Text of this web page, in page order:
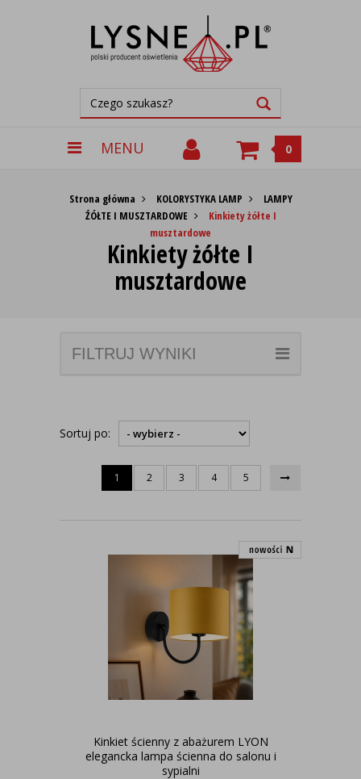
MENU 0
Strona główna KOLORYSTYKA LAMP
LAMPY
ŹÓŁTE I MUSZTARDOWE
Kinkiety żółte I
musztardowe
Kinkiety żółte I
musztardowe
FILTRUJ WYNIKI
Sortuj po:
1 2 3 4 5
Kinkiet ścienny z abażurem LYON
elegancka lampa ścienna do salonu i
sypialni